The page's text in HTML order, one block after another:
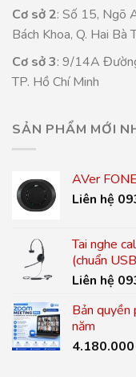
Cơ sở 2: Số 15, Ngõ
Bách Khoa, Q. Hai Bà
Cơ sở 3: 9/14A
TP. Hồ Chí Minh
SẢN PHẨM MỚI
AVer
Liên hệ
Tai nghe
(chuẩn
Liên hệ
Bản
năm
4.180.000